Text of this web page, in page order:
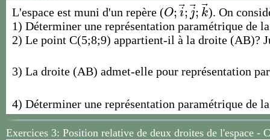
L'espace est muni d'un repère (O; i⃗; j⃗; k⃗
O;i →;j →;k→
). On
1) Déterminer une représentation paramétrique de
2) Le point C(5;8;9) appartient-il à la droite (AB)?
3) La droite (AB) admet-elle pour représentation
4) Déterminer une représentation paramétrique de
Exercices 3: Position relative de deux droites de l'espace -